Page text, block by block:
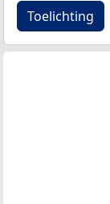
Toelichting